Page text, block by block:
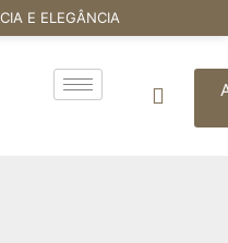
E ELEGÂNCIA